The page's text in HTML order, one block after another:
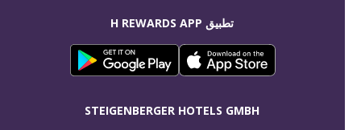
تطبيق H REWARDS APP
STEIGENBERGER HOTELS GMBH